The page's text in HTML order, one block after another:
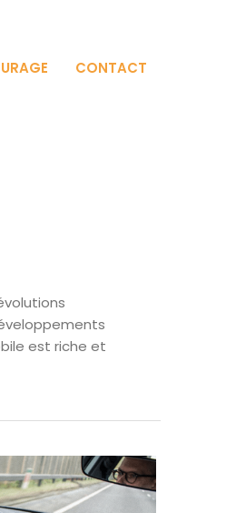
CONTACT
est riche et